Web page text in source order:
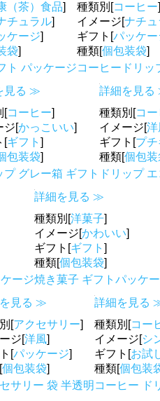
（茶）食品]
チュラル]
ケージ]
袋]
ト パッケージ
種類別[コーヒー]
イメージ[ナチ
ギフト[パッケー
種類[個包装袋]
コーヒードリッ
見る ≫
[コーヒー]
ジ[かっこいい]
[ギフト ]
包装袋]
プ グレー箱 ギフト
詳細を見
種類別[コー
イメージ[洋
ギフト[プチ
種類[個包装
ドリップ
ージ
詳細を見る ≫
種類別[洋菓子]
イメージ[かわいい]
ギフト[ギフト ]
種類[個包装袋]
焼き菓子 ギフトパッケ
見る ≫
[アクセサリー]
ジ[洋風]
[パッケージ]
個包装袋]
サリー 袋 半透明
詳細を見る
種類別[コー
イメージ[シ
ギフト[お試
種類[個包装
コーヒー ド